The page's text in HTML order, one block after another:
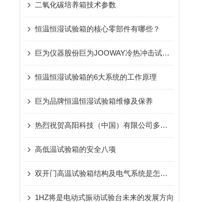
二氧化碳培养箱技术参数
恒温恒湿试验箱的核心零部件有哪些？
巨为仪器股份巨为JOOWAY冷热冲击试验箱的应用及特点
恒温恒湿试验箱的6大系统的工作原理
巨为品牌恒温恒湿试验箱维修及保养
热烈祝贺高阳科技（中国）有限公司多次与上海巨为仪器设备有限公司牵手
高低温试验箱的安全八项
双开门高温试验箱结构及电气系统是怎样的
1HZ将是电动式振动试验台未来的发展方向